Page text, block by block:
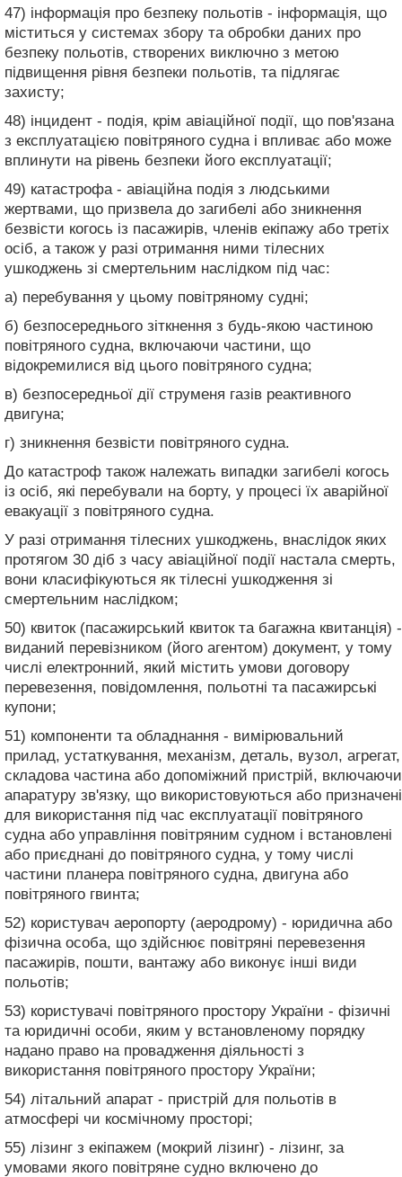
47) інформація про безпеку польотів - інформація, що
міститься у системах збору та обробки даних про
безпеку польотів, створених виключно з метою
підвищення рівня безпеки польотів, та підлягає
захисту;
48) інцидент - подія, крім авіаційної події, що пов'язана
з експлуатацією повітряного судна і впливає або може
вплинути на рівень безпеки його експлуатації;
49) катастрофа - авіаційна подія з людськими
жертвами, що призвела до загибелі або зникнення
безвісти когось із пасажирів, членів екіпажу або третіх
осіб, а також у разі отримання ними тілесних
ушкоджень зі смертельним наслідком під час:
а) перебування у цьому повітряному судні;
б) безпосереднього зіткнення з будь-якою частиною
повітряного судна, включаючи частини, що
відокремилися від цього повітряного судна;
в) безпосередньої дії струменя газів реактивного
двигуна;
г) зникнення безвісти повітряного судна.
До катастроф також належать випадки загибелі когось
із осіб, які перебували на борту, у процесі їх аварійної
евакуації з повітряного судна.
У разі отримання тілесних ушкоджень, внаслідок яких
протягом 30 діб з часу авіаційної події настала смерть,
вони класифікуються як тілесні ушкодження зі
смертельним наслідком;
50) квиток (пасажирський квиток та багажна квитанція) -
виданий перевізником (його агентом) документ, у тому
числі електронний, який містить умови договору
перевезення, повідомлення, польотні та пасажирські
купони;
51) компоненти та обладнання - вимірювальний
прилад, устаткування, механізм, деталь, вузол, агрегат,
складова частина або допоміжний пристрій, включаючи
апаратуру зв'язку, що використовуються або призначені
для використання під час експлуатації повітряного
судна або управління повітряним судном і встановлені
або приєднані до повітряного судна, у тому числі
частини планера повітряного судна, двигуна або
повітряного гвинта;
52) користувач аеропорту (аеродрому) - юридична або
фізична особа, що здійснює повітряні перевезення
пасажирів, пошти, вантажу або виконує інші види
польотів;
53) користувачі повітряного простору України - фізичні
та юридичні особи, яким у встановленому порядку
надано право на провадження діяльності з
використання повітряного простору України;
54) літальний апарат - пристрій для польотів в
атмосфері чи космічному просторі;
55) лізинг з екіпажем (мокрий лізинг) - лізинг, за
умовами якого повітряне судно включено до